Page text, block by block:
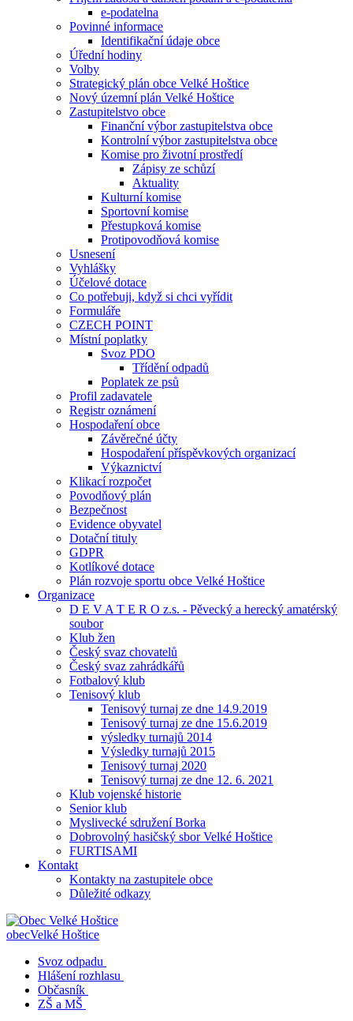
e-podatelna
Povinné informace
Identifikační údaje obce
Úřední hodiny
Volby
Strategický plán obce Velké Hoštice
Nový územní plán Velké Hoštice
Zastupitelstvo obce
Finanční výbor zastupitelstva obce
Kontrolní výbor zastupitelstva obce
Komise pro životní prostředí
Zápisy ze schůzí
Aktuality
Kulturní komise
Sportovní komise
Přestupková komise
Protipovodňová komise
Usnesení
Vyhlášky
Účelové dotace
Co potřebuji, když si chci vyřídit
Formuláře
CZECH POINT
Místní poplatky
Svoz PDO
Třídění odpadů
Poplatek ze psů
Profil zadavatele
Registr oznámení
Hospodaření obce
Závěrečné účty
Hospodaření příspěvkových organizací
Výkaznictví
Klikací rozpočet
Povodňový plán
Bezpečnost
Evidence obyvatel
Dotační tituly
GDPR
Kotlíkové dotace
Plán rozvoje sportu obce Velké Hoštice
Organizace
D E V A T E R O z.s. - Pěvecký a herecký amatérský
soubor
Klub žen
Český svaz chovatelů
Český svaz zahrádkářů
Fotbalový klub
Tenisový klub
Tenisový turnaj ze dne 14.9.2019
Tenisový turnaj ze dne 15.6.2019
výsledky turnajů 2014
Výsledky turnajů 2015
Tenisový turnaj 2020
Tenisový turnaj ze dne 12. 6. 2021
Klub vojenské historie
Senior klub
Myslivecké sdružení Borka
Dobrovolný hasičský sbor Velké Hoštice
FURTISAMI
Kontakt
Kontakty na zastupitele obce
Důležité odkazy
obecVelké Hoštice
Svoz odpadu
Hlášení rozhlasu
Občasník
ZŠ a MŠ